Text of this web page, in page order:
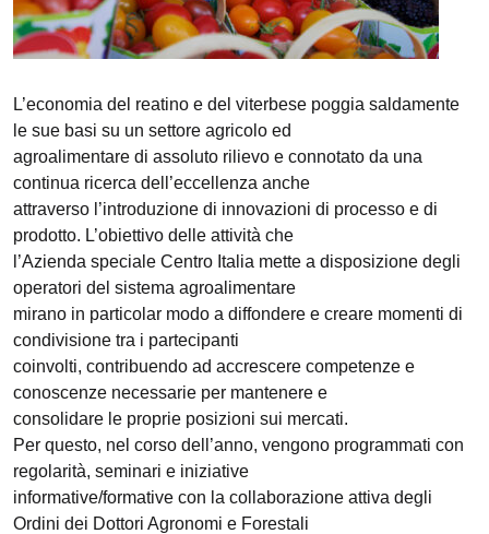
L’economia del reatino e del viterbese poggia saldamente
le sue basi su un settore agricolo ed
agroalimentare di assoluto rilievo e connotato da una
continua ricerca dell’eccellenza anche
attraverso l’introduzione di innovazioni di processo e di
prodotto. L’obiettivo delle attività che
l’Azienda speciale Centro Italia mette a disposizione degli
operatori del sistema agroalimentare
mirano in particolar modo a diffondere e creare momenti di
condivisione tra i partecipanti
coinvolti, contribuendo ad accrescere competenze e
conoscenze necessarie per mantenere e
consolidare le proprie posizioni sui mercati.
Per questo, nel corso dell’anno, vengono programmati con
regolarità, seminari e iniziative
informative/formative con la collaborazione attiva degli
Ordini dei Dottori Agronomi e Forestali